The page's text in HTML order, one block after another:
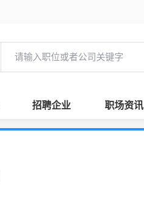
招聘企业 职场资讯